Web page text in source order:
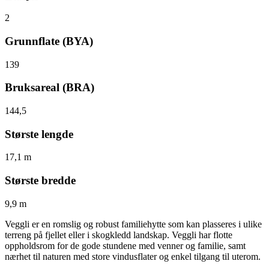
2
Grunnflate (BYA)
139
Bruksareal (BRA)
144,5
Største lengde
17,1 m
Største bredde
9,9 m
Veggli er en romslig og robust familiehytte som kan plasseres i ulike
terreng på fjellet eller i skogkledd landskap. Veggli har flotte
oppholdsrom for de gode stundene med venner og familie, samt
nærhet til naturen med store vindusflater og enkel tilgang til uterom.